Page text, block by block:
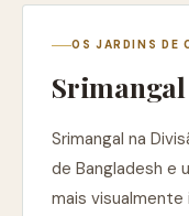
OS JARDINS DE
Srimangal na
de Bangladesh e
mais visualmente